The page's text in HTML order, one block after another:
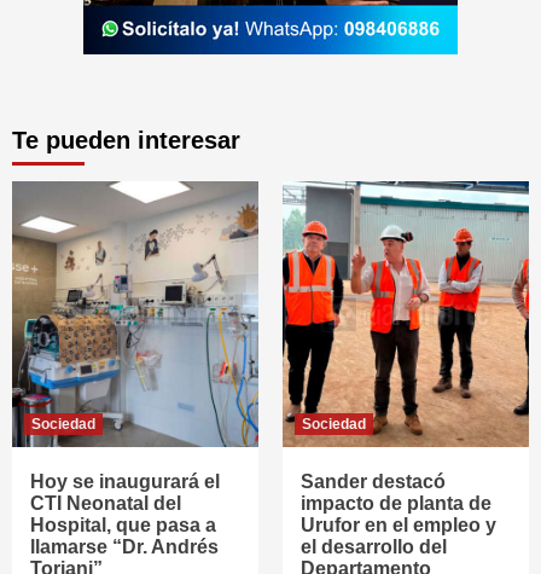
Te pueden interesar
Sociedad
Hoy se inaugurará el
CTI Neonatal del
Hospital, que pasa a
llamarse “Dr. Andrés
Toriani”
Sociedad
Sander destacó
impacto de planta de
Urufor en el empleo y
el desarrollo del
Departamento